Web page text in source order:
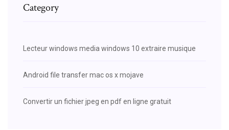
Category
Lecteur windows media windows 10 extraire musique
Android file transfer mac os x mojave
Convertir un fichier jpeg en pdf en ligne gratuit